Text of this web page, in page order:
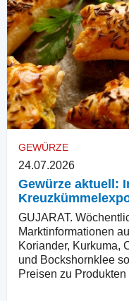
GEWÜRZE
24.07.2026
Gewürze aktuell:
GUJARAT.
Marktinformationen
Koriander, Kurkuma,
und Bockshornklee
Preisen zu